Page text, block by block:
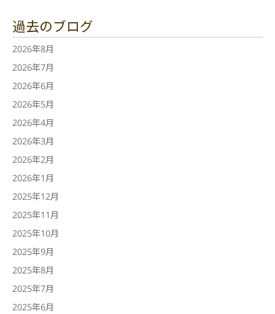
過去のブログ
2026年8月
2026年7月
2026年6月
2026年5月
2026年4月
2026年3月
2026年2月
2026年1月
2025年12月
2025年11月
2025年10月
2025年9月
2025年8月
2025年7月
2025年6月